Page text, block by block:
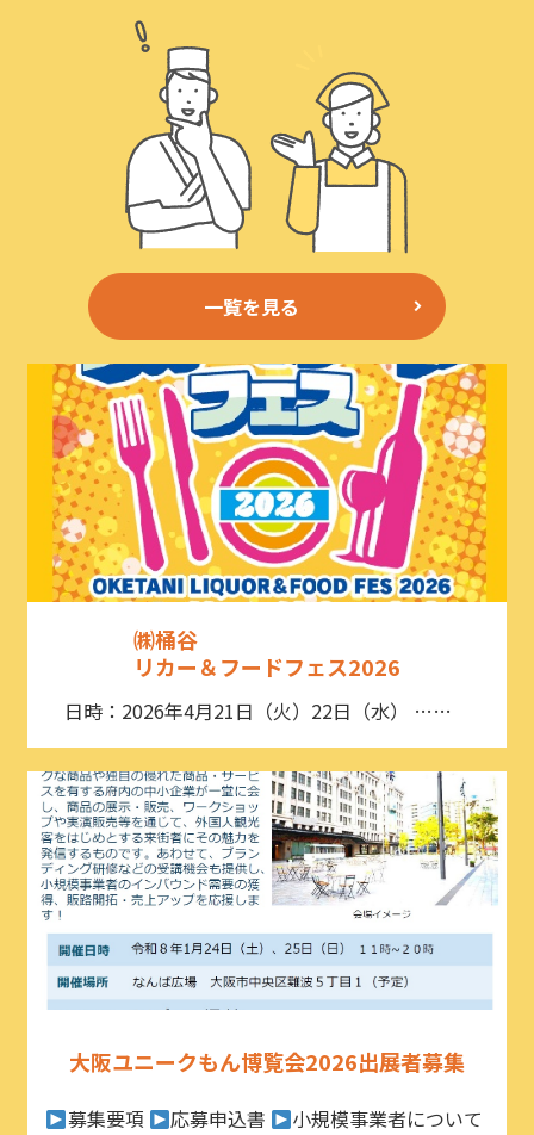
一覧を見る
㈱桶谷
リカー＆フードフェス2026
日時：2026年4月21日（火）22日（水） ……
大阪ユニークもん博覧会2026出展者募集
募集要項 応募申込書
小規模事業者について